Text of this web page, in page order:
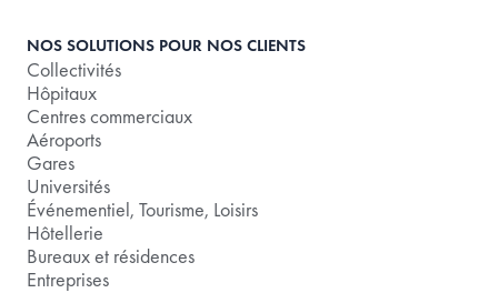
NOS SOLUTIONS POUR NOS CLIENTS
Collectivités
Hôpitaux
Centres commerciaux
Aéroports
Gares
Universités
Événementiel, Tourisme, Loisirs
Hôtellerie
Bureaux et résidences
Entreprises